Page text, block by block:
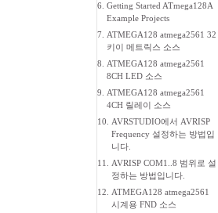
6. Getting Started ATmega128A
Example Projects
7. ATMEGA128 atmega2561 32
키이 메트릭스 소스
8. ATMEGA128 atmega2561
8CH LED 소스
9. ATMEGA128 atmega2561
4CH 릴레이 소스
10. AVRSTUDIO에서 AVRISP
Frequency 설정하는 방법입
니다.
11. AVRISP COM1..8 범위로 설
정하는 방법입니다.
12. ATMEGA128 atmega2561
시계용 FND 소스